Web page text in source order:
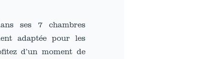
ses 7 chambres
adaptée pour les
d’un moment de